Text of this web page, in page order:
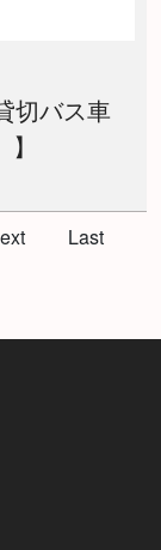
切バス車
Last